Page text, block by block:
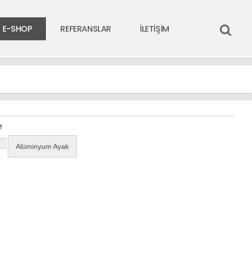
E-SHOP REFERANSLAR İLETİŞİM
Alüminyum Ayak